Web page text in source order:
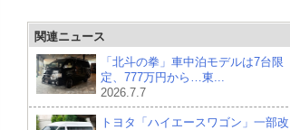
関連ニュース
「北斗の拳」車中泊モデルは7台限
定、777万円から…東...
2026.7.7
トヨタ「ハイエースワゴン」一部改